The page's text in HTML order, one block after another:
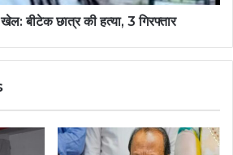
बीटेक छात्र की हत्या, 3 गिरफ्तार